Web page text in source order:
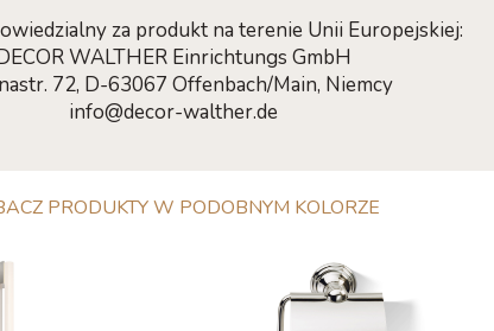
za produkt na terenie Unii Europejskiej:
WALTHER Einrichtungs GmbH
72, D-63067 Offenbach/Main, Niemcy
info@decor-walther.de
PRODUKTY W PODOBNYM KOLORZE